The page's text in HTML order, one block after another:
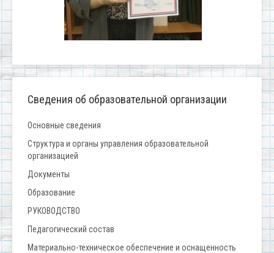
Сведения об образовательной организации
Основные сведения
Структура и органы управления образовательной
организацией
Документы
Образование
РУКОВОДСТВО
Педагогический состав
Материально-техническое обеспечение и оснащенность